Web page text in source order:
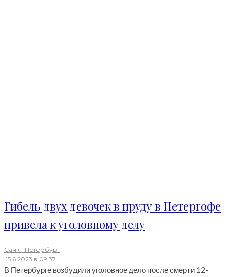
Гибель двух девочек в пруду в Петергофе
привела к уголовному делу
Санкт-Петербург
·15.6.2023 в 09:37
В Петербурге возбудили уголовное дело после смерти 12-